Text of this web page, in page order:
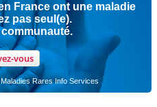
France ont une maladie
pas seul(e).
vous
Rares Info Services